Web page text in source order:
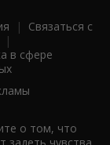
| Связаться с
|
в сфере
о том, что